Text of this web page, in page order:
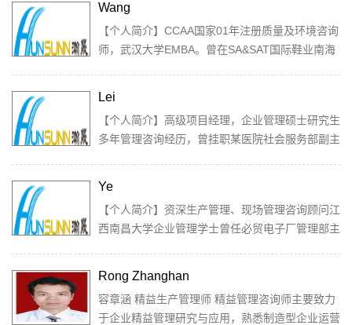
Wang
【个人简介】CCAA国家01年注册质量及环境咨询
师，武汉大学EMBA。曾在SA&SAT国际鞋业南海
Lei
【个人简介】高级项目经理，企业管理硕士研究生
多年管理咨询经历，曾挂职某医院社会服务部副主
Ye
【个人简介】资深生产管理、现场管理咨询顾问江
西南昌大学企业管理学士曾任必贸电子厂管理部主
Rong Zhanghan
容章涵 精益生产管理师 精益管理咨询师主要致力
于企业精益管理研究与应用，熟悉制造型企业运营